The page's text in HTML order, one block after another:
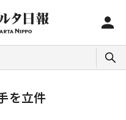
を立件